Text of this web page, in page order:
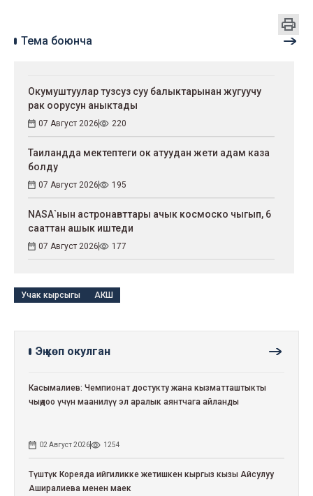
Тема боюнча
Окумуштуулар тузсуз суу балыктарынан жугуучу
рак оорусун аныктады
07 Август 2026 220
Таиландда мектептеги ок атуудан жети адам каза
болду
07 Август 2026 195
NASA`нын астронавттары ачык космоско чыгып, 6
сааттан ашык иштеди
07 Август 2026 177
Учак кырсыгы АКШ
Эң көп окулган
Касымалиев: Чемпионат достукту жана кызматташтыкты
чыңдоо үчүн маанилүү эл аралык аянтчага айланды
02 Август 2026 1254
Түштүк Кореяда ийгиликке жетишкен кыргыз кызы Айсулуу
Аширалиева менен маек